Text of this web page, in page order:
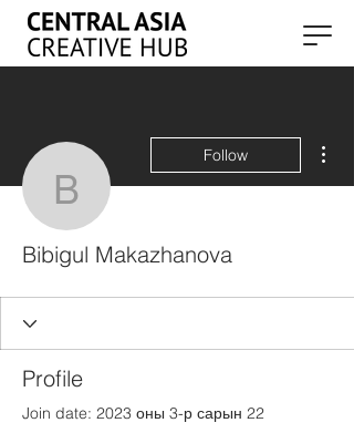
Bibigul
Follow
Bibigul Makazhanova
Profile
Join date: 2023 оны 3-р сарын 22